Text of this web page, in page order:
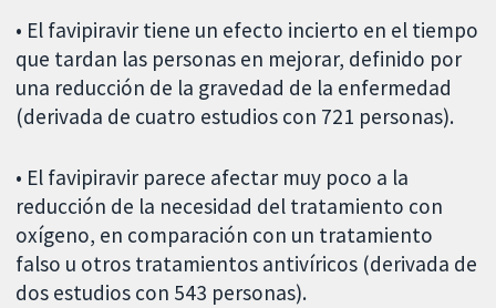
• El favipiravir tiene un efecto incierto en el tiempo
que tardan las personas en mejorar, definido por
una reducción de la gravedad de la enfermedad
(derivada de cuatro estudios con 721 personas).
• El favipiravir parece afectar muy poco a la
reducción de la necesidad del tratamiento con
oxígeno, en comparación con un tratamiento
falso u otros tratamientos antivíricos (derivada de
dos estudios con 543 personas).